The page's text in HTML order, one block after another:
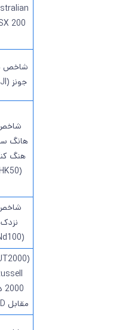
200
شاخص
جونز (DJI)
هانگ
هنگ
(HK50)
نزدک
(Nd100)
مقابل USD